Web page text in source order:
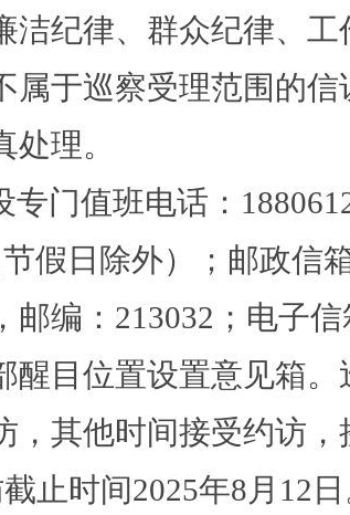
洁纪律、群众纪律、
属于巡察受理范围的信
理。
门值班电话：
假日除外）；邮政信
邮编： 213032；电子信
醒目位置设置意见箱。
，其他时间接受约访
止时间2025年8月12日